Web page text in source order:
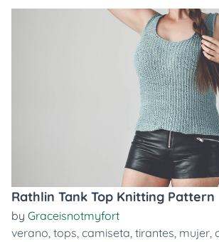
Rathlin Tank Top Knitting Pattern
by Graceisnotmyfort
verano, tops, camiseta, tirantes, mujer,